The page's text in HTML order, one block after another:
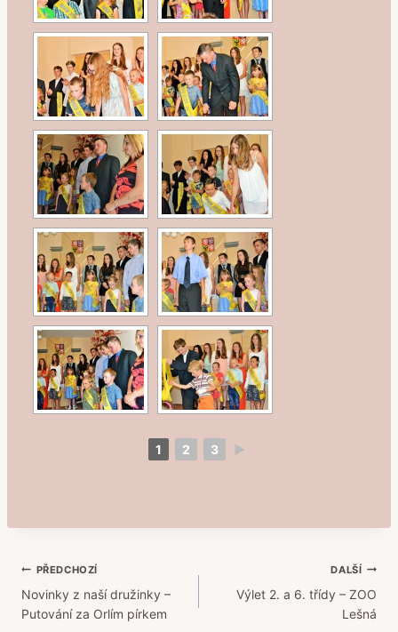
1 2 3 ►
Navigace
pro
PŘEDCHOZÍ
Novinky z naší družinky –
Putování za Orlím pírkem
DALŠÍ
Výlet 2. a 6. třídy – ZOO
Lešná